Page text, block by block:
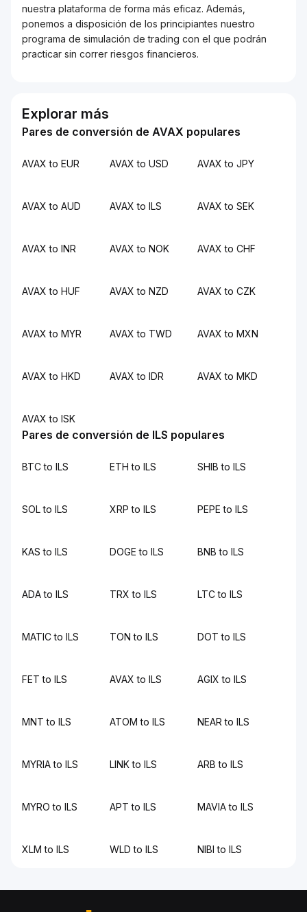
nuestra plataforma de forma más eficaz. Además,
ponemos a disposición de los principiantes nuestro
programa de simulación de trading con el que podrán
practicar sin correr riesgos financieros.
Explorar más
Pares de conversión de AVAX populares
AVAX to EUR AVAX to USD AVAX to JPY
AVAX to AUD AVAX to ILS AVAX to SEK
AVAX to INR AVAX to NOK AVAX to CHF
AVAX to HUF AVAX to NZD AVAX to CZK
AVAX to MYR AVAX to TWD AVAX to MXN
AVAX to HKD AVAX to IDR AVAX to MKD
AVAX to ISK
Pares de conversión de ILS populares
BTC to ILS ETH to ILS SHIB to ILS
SOL to ILS XRP to ILS PEPE to ILS
KAS to ILS DOGE to ILS BNB to ILS
ADA to ILS TRX to ILS LTC to ILS
MATIC to ILS TON to ILS DOT to ILS
FET to ILS AVAX to ILS AGIX to ILS
MNT to ILS ATOM to ILS NEAR to ILS
MYRIA to ILS LINK to ILS ARB to ILS
MYRO to ILS APT to ILS MAVIA to ILS
XLM to ILS WLD to ILS NIBI to ILS